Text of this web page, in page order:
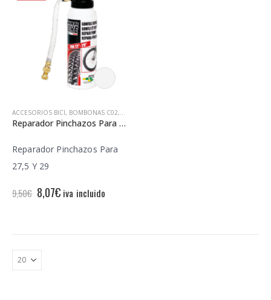
ACCESORIOS BICI, BOMBONAS C02, REPARADOR PINCHAZOS
Reparador Pinchazos Para 27,5 Y 29
Reparador Pinchazos Para
27,5 Y 29
9,50€ El
precio
9,50€.
8,07€El
precio
8,07€.
iva incluido